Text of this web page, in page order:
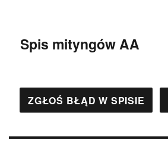
Spis mityngów AA
ZGŁOŚ BŁĄD W SPISIE